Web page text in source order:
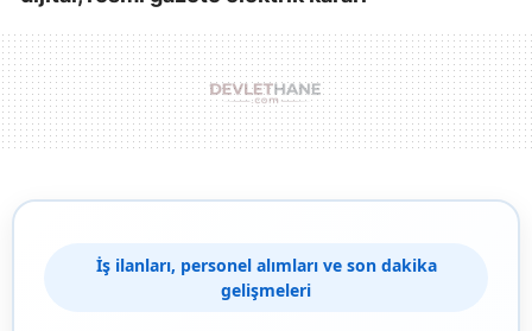
İş ilanları, personel alımları ve son dakika
gelişmeleri